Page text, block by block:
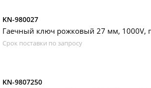
KN-980027
Гаечный ключ рожковый 27 мм, 1000V,
Срок поставки по запросу
KN-9807250